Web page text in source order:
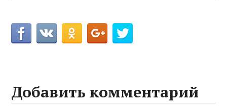
Добавить комментарий